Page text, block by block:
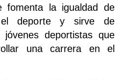
fomenta la igualdad de
el deporte y sirve de
deportistas que
una carrera en el